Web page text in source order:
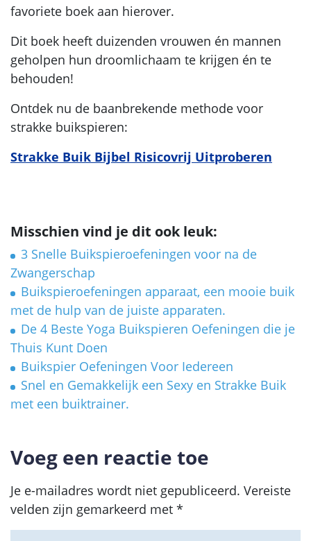
favoriete boek aan hierover.
Dit boek heeft duizenden vrouwen én mannen
geholpen hun droomlichaam te krijgen én te
behouden!
Ontdek nu de baanbrekende methode voor
strakke buikspieren:
Strakke Buik Bijbel Risicovrij Uitproberen
Misschien vind je dit ook leuk:
3 Snelle Buikspieroefeningen voor na de
Zwangerschap
Buikspieroefeningen apparaat, een mooie buik
met de hulp van de juiste apparaten.
De 4 Beste Yoga Buikspieren Oefeningen die je
Thuis Kunt Doen
Buikspier Oefeningen Voor Iedereen
Snel en Gemakkelijk een Sexy en Strakke Buik
met een buiktrainer.
Voeg een reactie toe
Je e-mailadres wordt niet gepubliceerd. Vereiste
velden zijn gemarkeerd met *